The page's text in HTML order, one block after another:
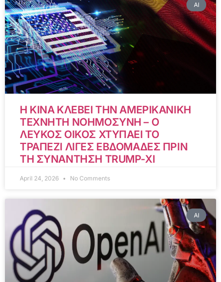
AI
Η ΚΙΝΑ ΚΛΕΒΕΙ ΤΗΝ ΑΜΕΡΙΚΑΝΙΚΗ
ΤΕΧΝΗΤΗ ΝΟΗΜΟΣΥΝΗ – Ο
ΛΕΥΚΟΣ ΟΙΚΟΣ ΧΤΥΠΑΕΙ ΤΟ
ΤΡΑΠΕΖΙ ΛΙΓΕΣ ΕΒΔΟΜΑΔΕΣ ΠΡΙΝ
ΤΗ ΣΥΝΑΝΤΗΣΗ TRUMP-XI
April 24, 2026 No Comments
AI